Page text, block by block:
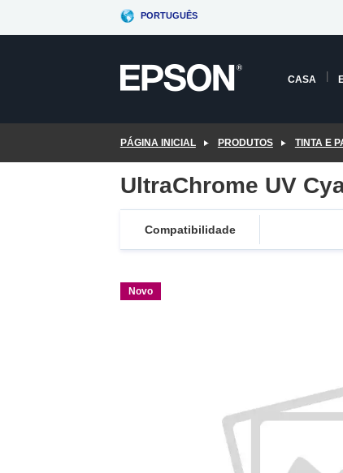
PORTUGUÊS
CASA
PÁGINA INICIAL PRODUTOS TINTA E
UltraChrome UV
Compatibilidade
Novo